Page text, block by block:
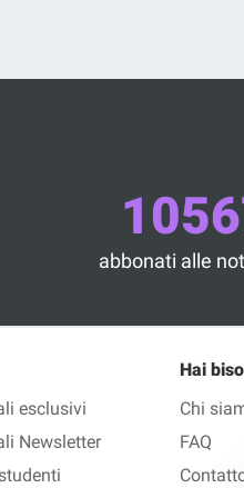
abbonati alle
esclusivi
Newsletter
Hai
Chi
FAQ